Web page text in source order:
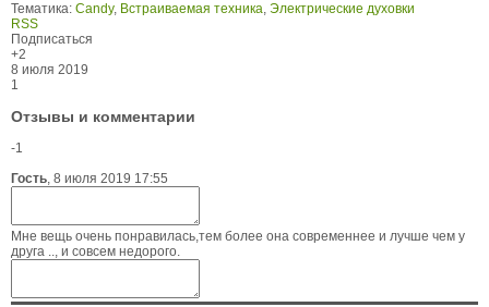
Тематика: Candy, Встраиваемая техника, Электрические духовки
RSS
Подписаться
+2
8 июля 2019
1
Отзывы и комментарии
-1
Гость, 8 июля 2019 17:55
Мне вещь очень понравилась,тем более она современнее и лучше чем у
друга .., и совсем недорого.